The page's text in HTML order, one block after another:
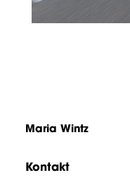
Maria Wintz
Kontakt